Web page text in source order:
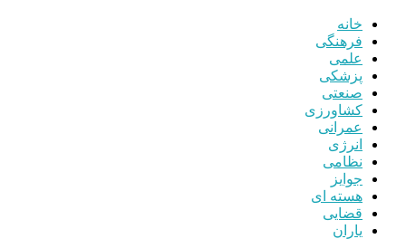
خانه
فرهنگی
علمی
پزشکی
صنعتی
کشاورزی
عمرانی
انرژی
نظامی
جوایز
هسته ای
قضایی
یاران